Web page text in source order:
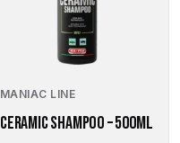
MANIAC LINE
CERAMIC SHAMPOO – 500ML